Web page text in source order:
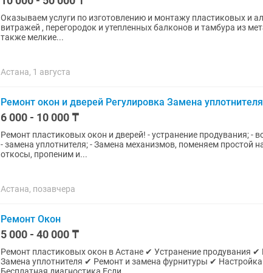
Оказываем услуги по изготовлению и монтажу пластиковых и
витражей , перегородок и утепленных балконов и тамбура из
также мелкие...
Астана, 1 августа
Ремонт окон и дверей Регулировка Замена уплотнителя
6 000 - 10 000 ₸
Ремонт пластиковых окон и дверей! - устранение продувания; - восстановление шумоизоляции;
- замена уплотнителя; - Замена механизмов, поменяем простой
откосы, пропеним и...
Астана, позавчера
Ремонт Окон
5 000 - 40 000 ₸
Ремонт пластиковых окон в Астане ✔ Устранение продувания ✔ Регулировка створок ✔
Замена уплотнителя ✔ Ремонт и замена фурнитуры ✔